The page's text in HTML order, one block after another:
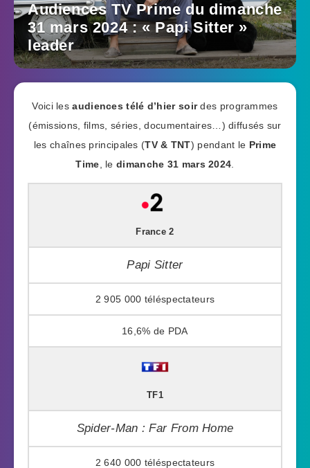
Audiences TV Prime du dimanche
31 mars 2024 : « Papi Sitter »
leader
Voici lesaudiences télé d’hier soirdes programmes
(émissions, films, séries, documentaires…) diffusés sur
les chaînes principales (TV & TNT) pendant le Prime
Time , ledimanche 31 mars 2024
France 2
Papi Sitter
2 905 000
16,6%
TF1
Spider-Man : Far From Home
2 640 000